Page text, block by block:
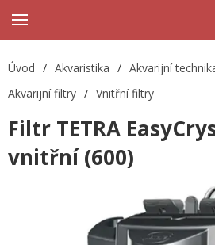
Úvod / Akvaristika / Akvarijní
Akvarijní filtry / Vnitřní filtry
Filtr TETRA
vnitřní (600)